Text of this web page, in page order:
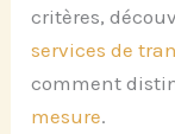
critères,
services de
comment
mesure.